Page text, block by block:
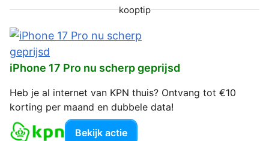
kooptip
iPhone 17 Pro nu scherp geprijsd
Heb je al internet van KPN thuis? Ontvang tot €10
korting per maand en dubbele data!
Bekijk actie